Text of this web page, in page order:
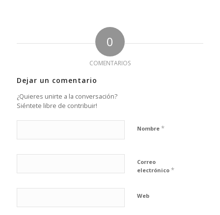
0
COMENTARIOS
Dejar un comentario
¿Quieres unirte a la conversación?
Siéntete libre de contribuir!
Nombre *
Correo
electrónico *
Web